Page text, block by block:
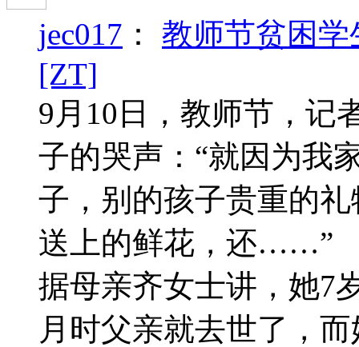
jec017 ： 教师节贫困
[ZT]
9月10日，教师节，记
子的哭声：“就因为我
子，别的孩子贵重的
送上的鲜花，还
据母亲齐女士讲，她7
月时父亲就去世了，